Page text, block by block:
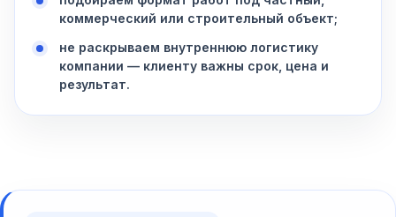
коммерческий или строительный объект;
не раскрываем внутреннюю логистику
компании — клиенту важны срок, цена и
результат.